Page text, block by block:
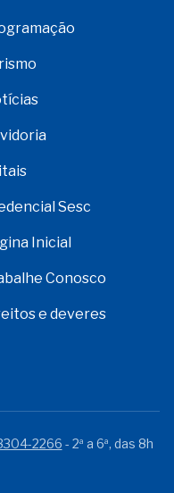
Sesc
Inicial
Conosco
e deveres
2266 - 2ª a 6ª, das 8h